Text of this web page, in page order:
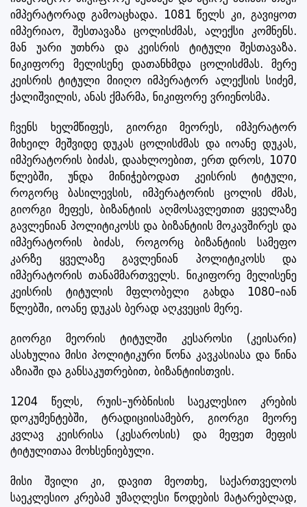
იმპერატორად გამოაცხადა. 1081 წელს კი, გავიყოთ
იმპერიაო, შესთავაზა ცოლისძმას, ალექსი კომნენს.
მან უარი უთხრა და კეისრის ტიტული შესთავაზა.
ნიკიფორე მელისენე დათანხმდა ცოლისძმას. მერე
კეისრის ტიტული მიიღო იმპერატორ ალექსის სიძემ,
ქალიშვილის, ანას ქმარმა, ნიკიფორე ვრიენოსმა.
ჩვენს ხელმწიფეს, გიორგი მეორეს, იმპერატორ
მიხეილ მეშვიდე დუკას ცოლისძმას და იოანე დუკას,
იმპერატორის ბიძას, დაახლოებით, ერთ დროს, 1070
წლებში, უნდა მინიჭებოდათ კეისრის ტიტული,
როგორც ბასილევსის, იმპერატორის ცოლის ძმას,
გიორგი მეფეს, ბიზანტიის აღმოსავლეთით ყველაზე
გავლენიან პოლიტიკოსს და ბიზანტიის მოკავშირეს და
იმპერატორის ბიძას, როგორც ბიზანტიის სამეფო
კარზე ყველაზე გავლენიან პოლიტიკოსს და
იმპერატორის თანამმართველს. ნიკიფორე მელისენე
კეისრის ტიტულის მფლობელი გახდა 1080-იან
წლებში, იოანე დუკას ბერად აღკვეცის მერე.
გიორგი მეორის ტიტულში კესაროსი (კეისარი)
ასახულია მისი პოლიტიკური წონა კავკასიასა და წინა
აზიაში და განსაკუთრებით, ბიზანტიისთვის.
1204 წელს, რუის-ურბნისის საეკლესიო კრების
დოკუმენტებში, ტრადიციისამებრ, გიორგი მეორე
კვლავ კეისრისა (კესაროსის) და მეფეთ მეფის
ტიტულითაა მოხსენიებული.
მისი შვილი კი, დავით მეოთხე, საქართველოს
საეკლესიო კრებამ უმაღლესი წოდების მატარებლად,